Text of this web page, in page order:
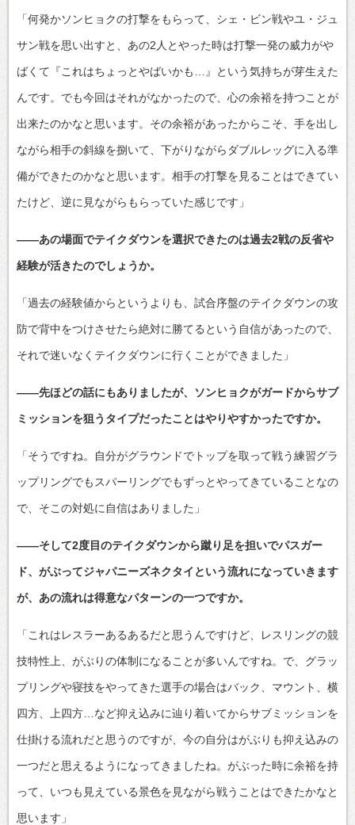
「何発かソンヒョクの打撃をもらって、シェ・ビン戦やユ・ジュ
サン戦を思い出すと、あの2人とやった時は打撃一発の威力がや
ばくて『これはちょっとやばいかも…』という気持ちが芽生えた
んです。でも今回はそれがなかったので、心の余裕を持つことが
出来たのかなと思います。その余裕があったからこそ、手を出し
ながら相手の斜線を捌いて、下がりながらダブルレッグに入る準
備ができたのかなと思います。相手の打撃を見ることはできてい
たけど、逆に見ながらもらっていた感じです」
――あの場面でテイクダウンを選択できたのは過去2戦の反省や
経験が活きたのでしょうか。
「過去の経験値からというよりも、試合序盤のテイクダウンの攻
防で背中をつけさせたら絶対に勝てるという自信があったので、
それで迷いなくテイクダウンに行くことができました」
――先ほどの話にもありましたが、ソンヒョクがガードからサブ
ミッションを狙うタイプだったことはやりやすかったですか。
「そうですね。自分がグラウンドでトップを取って戦う練習グラ
ップリングでもスパーリングでもずっとやってきていることなの
で、そこの対処に自信はありました」
――そして2度目のテイクダウンから蹴り足を担いでパスガー
ド、がぶってジャパニーズネクタイという流れになっていきます
が、あの流れは得意なパターンの一つですか。
「これはレスラーあるあるだと思うんですけど、レスリングの競
技特性上、がぶりの体制になることが多いんですね。で、グラッ
プリングや寝技をやってきた選手の場合はバック、マウント、横
四方、上四方…など抑え込みに辿り着いてからサブミッションを
仕掛ける流れだと思うのですが、今の自分はがぶりも抑え込みの
一つだと思えるようになってきましたね。がぶった時に余裕を持
って、いつも見えている景色を見ながら戦うことはできたかなと
思います」